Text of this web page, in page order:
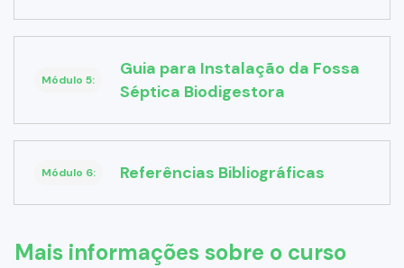
Módulo 5:
Guia para Instalação da Fossa
Séptica Biodigestora
Módulo 6: Referências Bibliográficas
Mais informações sobre o curso